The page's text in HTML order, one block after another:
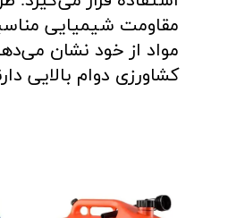
مقاومت شیمیایی
مواد از خود نشان
کشاورزی دوام بالایی